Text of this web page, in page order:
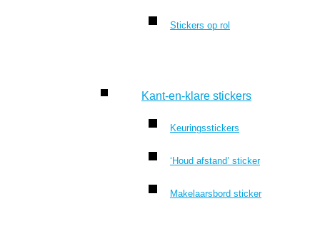
Stickers op rol
Kant-en-klare stickers
Keuringsstickers
‘Houd afstand’ sticker
Makelaarsbord sticker